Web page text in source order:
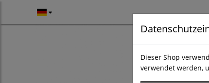
Dieser Shop
verwendet werden,